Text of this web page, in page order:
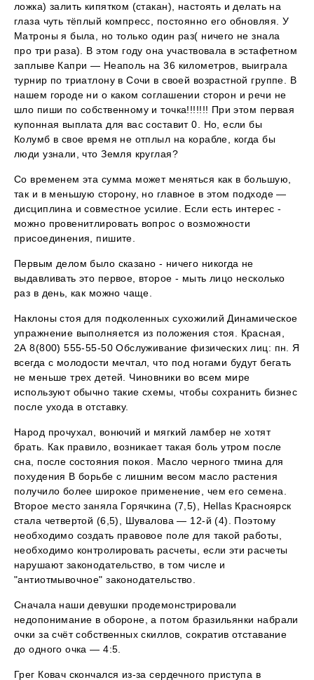
ложка) залить кипятком (стакан), настоять и делать на
глаза чуть тёплый компресс, постоянно его обновляя. У
Матроны я была, но только один раз( ничего не знала
про три раза). В этом году она участвовала в эстафетном
заплыве Капри — Неаполь на 36 километров, выиграла
турнир по триатлону в Сочи в своей возрастной группе. В
нашем городе ни о каком соглашении сторон и речи не
шло пиши по собственному и точка!!!!!!! При этом первая
купонная выплата для вас составит 0. Но, если бы
Колумб в свое время не отплыл на корабле, когда бы
люди узнали, что Земля круглая?
Со временем эта сумма может меняться как в большую,
так и в меньшую сторону, но главное в этом подходе —
дисциплина и совместное усилие. Если есть интерес -
можно провенитлировать вопрос о возможности
присоединения, пишите.
Первым делом было сказано - ничего никогда не
выдавливать это первое, второе - мыть лицо несколько
раз в день, как можно чаще.
Наклоны стоя для подколенных сухожилий Динамическое
упражнение выполняется из положения стоя. Красная,
2А 8(800) 555-55-50 Обслуживание физических лиц: пн. Я
всегда с молодости мечтал, что под ногами будут бегать
не меньше трех детей. Чиновники во всем мире
используют обычно такие схемы, чтобы сохранить бизнес
после ухода в отставку.
Народ прочухал, вонючий и мягкий ламбер не хотят
брать. Как правило, возникает такая боль утром после
сна, после состояния покоя. Масло черного тмина для
похудения В борьбе с лишним весом масло растения
получило более широкое применение, чем его семена.
Второе место заняла Горячкина (7,5), Hellas Красноярск
стала четвертой (6,5), Шувалова — 12-й (4). Поэтому
необходимо создать правовое поле для такой работы,
необходимо контролировать расчеты, если эти расчеты
нарушают законодательство, в том числе и
"антиотмывочное" законодательство.
Сначала наши девушки продемонстрировали
недопонимание в обороне, а потом бразильянки набрали
очки за счёт собственных скиллов, сократив отставание
до одного очка — 4:5.
Грег Ковач скончался из-за сердечного приступа в